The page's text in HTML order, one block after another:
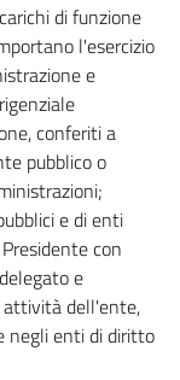
di funzione
l'esercizio
e
conferiti a
pubblico o
e di enti
con
e
attività dell'ente,
negli enti di diritto